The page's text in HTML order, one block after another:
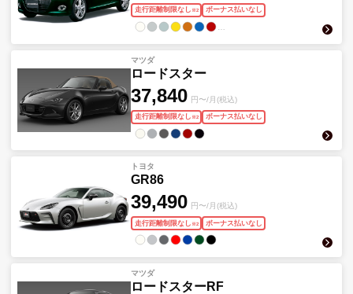
走行距離制限なし ※2 ボーナス払いなし
…
マツダ
ロードスター
37,840 円〜/月(税込)
走行距離制限なし ※2 ボーナス払いなし
トヨタ
GR86
39,490 円〜/月(税込)
走行距離制限なし ※2 ボーナス払いなし
マツダ
ロードスターRF